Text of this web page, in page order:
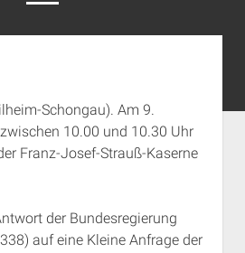
menu
rss info@aida-archiv.de
Aktuelles
Termine
open
dropdown
Termine im Süden
dropdown
menu
e. V. unterstützen
Impressum
Schongau). Am 9.
10.00 und 10.30 Uhr
Franz-Josef-Strauß-Kaserne
der Bundesregierung
auf eine Kleine Anfrage der